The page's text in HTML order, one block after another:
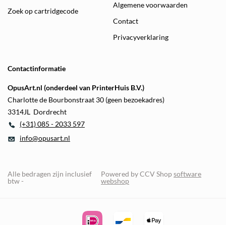
Zoek op cartridgecode
Algemene voorwaarden
Contact
Privacyverklaring
Contactinformatie
OpusArt.nl (onderdeel van PrinterHuis B.V.)
Charlotte de Bourbonstraat 30 (geen bezoekadres)
3314JL Dordrecht
(+31) 085 - 2033 597
info@opusart.nl
Alle bedragen zijn inclusief
btw -
Powered by CCV Shopsoftware
webshop